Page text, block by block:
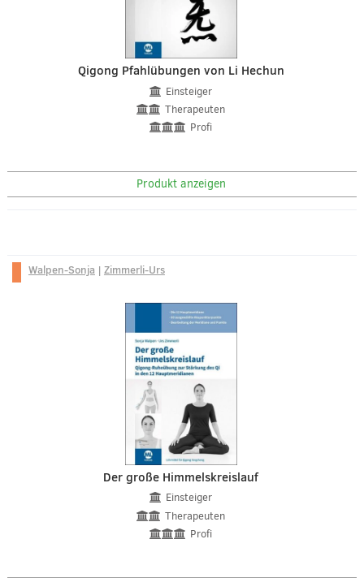
Qigong Pfahlübungen von Li Hechun
Einsteiger
Therapeuten
Profi
Produkt anzeigen
Walpen-Sonja | Zimmerli-Urs
Der große Himmelskreislauf
Einsteiger
Therapeuten
Profi